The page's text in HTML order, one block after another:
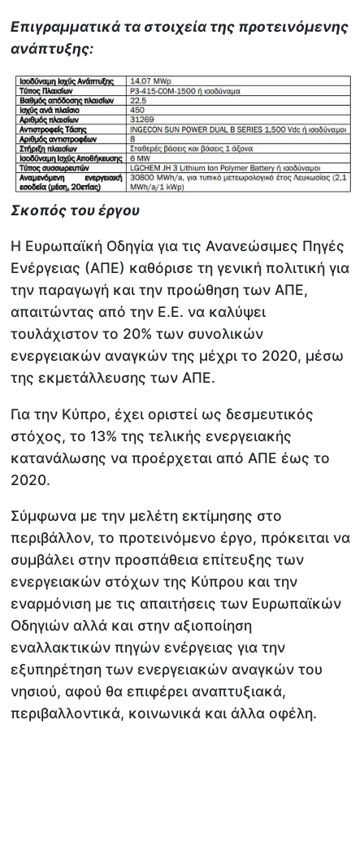
Επιγραμματικά τα στοιχεία της προτεινόμενης
ανάπτυξης:
Σκοπός του έργου
Η Ευρωπαϊκή Οδηγία για τις Ανανεώσιμες Πηγές
Ενέργειας (ΑΠΕ) καθόρισε τη γενική πολιτική για
την παραγωγή και την προώθηση των ΑΠΕ,
απαιτώντας από την Ε.Ε. να καλύψει
τουλάχιστον το 20% των συνολικών
ενεργειακών αναγκών της μέχρι το 2020, μέσω
της εκμετάλλευσης των ΑΠΕ.
Για την Κύπρο, έχει οριστεί ως δεσμευτικός
στόχος, το 13% της τελικής ενεργειακής
κατανάλωσης να προέρχεται από ΑΠΕ έως το
2020.
Σύμφωνα με την μελέτη εκτίμησης στο
περιβάλλον, το προτεινόμενο έργο, πρόκειται να
συμβάλει στην προσπάθεια επίτευξης των
ενεργειακών στόχων της Κύπρου και την
εναρμόνιση με τις απαιτήσεις των Ευρωπαϊκών
Οδηγιών αλλά και στην αξιοποίηση
εναλλακτικών πηγών ενέργειας για την
εξυπηρέτηση των ενεργειακών αναγκών του
νησιού, αφού θα επιφέρει αναπτυξιακά,
περιβαλλοντικά, κοινωνικά και άλλα οφέλη.